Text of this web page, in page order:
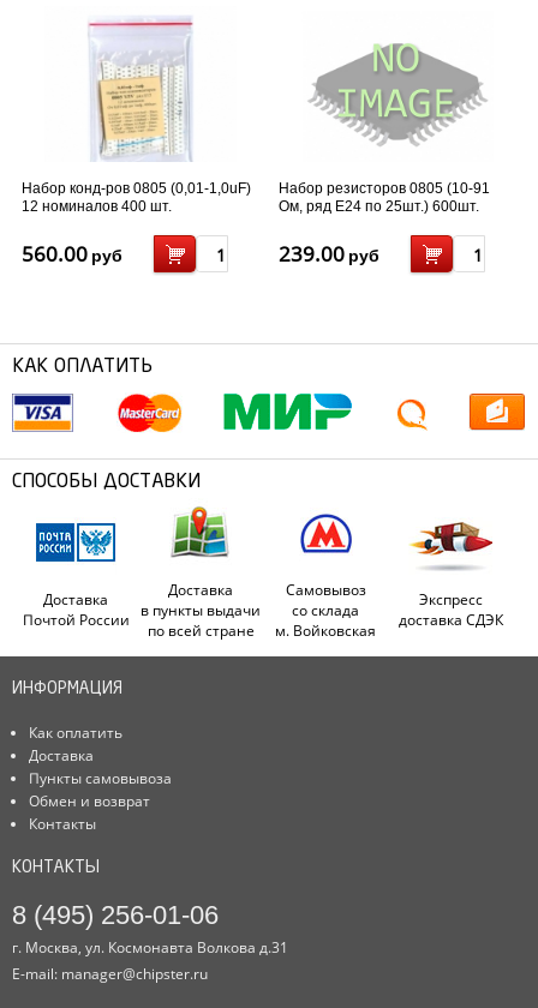
Набор конд-ров 0805 (0,01-1,0uF)
12 номиналов 400 шт.
560.00 руб
Набор резисторов 0805 (10-91
Ом, ряд Е24 по 25шт.) 600шт.
239.00 руб
КАК ОПЛАТИТЬ
СПОСОБЫ ДОСТАВКИ
Доставка
Почтой России
Доставка
в пункты выдачи
по всей стране
Самовывоз
со склада
м. Войковская
Экспресс
доставка СДЭК
ИНФОРМАЦИЯ
Как оплатить
Доставка
Пункты самовывоза
Обмен и возврат
Контакты
КОНТАКТЫ
8 (495) 256-01-06
г. Москва, ул. Космонавта Волкова д.31
E-mail: manager@chipster.ru